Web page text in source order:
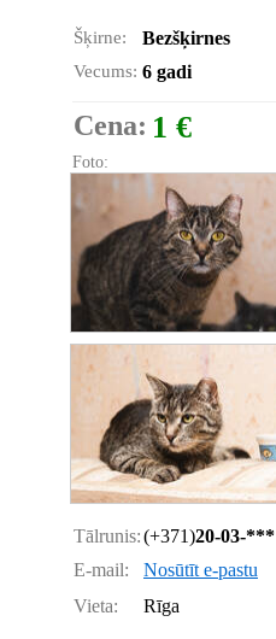
Šķirne: Bezšķirnes
Vecums: 6 gadi
Cena: 1 €
Foto:
Tālrunis:(+371)20-03-***
E-mail:
Nosūtīt e-pastu
Vieta:
Rīga